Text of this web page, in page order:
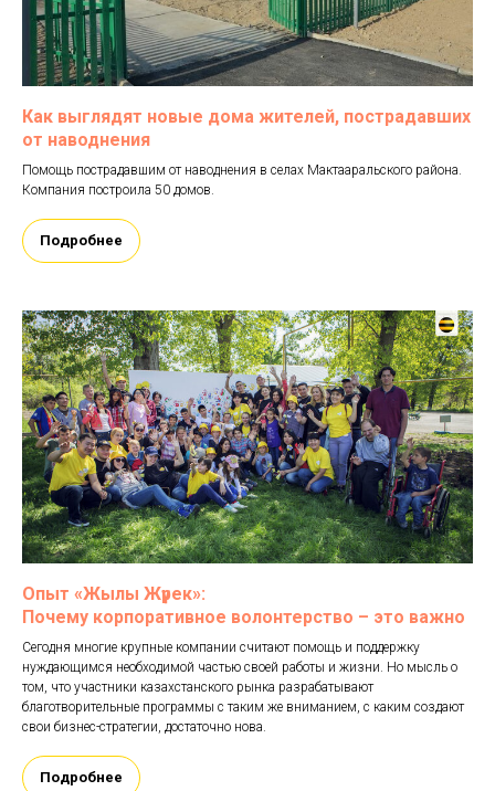
Как выглядят новые дома жителей, пострадавших
от наводнения
Помощь пострадавшим от наводнения в селах Мактааральского района.
Компания построила 50 домов.
Подробнее
Опыт «Жылы Жүрек»:
Почему корпоративное волонтерство – это важно
Сегодня многие крупные компании считают помощь и поддержку
нуждающимся необходимой частью своей работы и жизни. Но мысль о
том, что участники казахстанского рынка разрабатывают
благотворительные программы с таким же вниманием, с каким создают
свои бизнес-стратегии, достаточно нова.
Подробнее